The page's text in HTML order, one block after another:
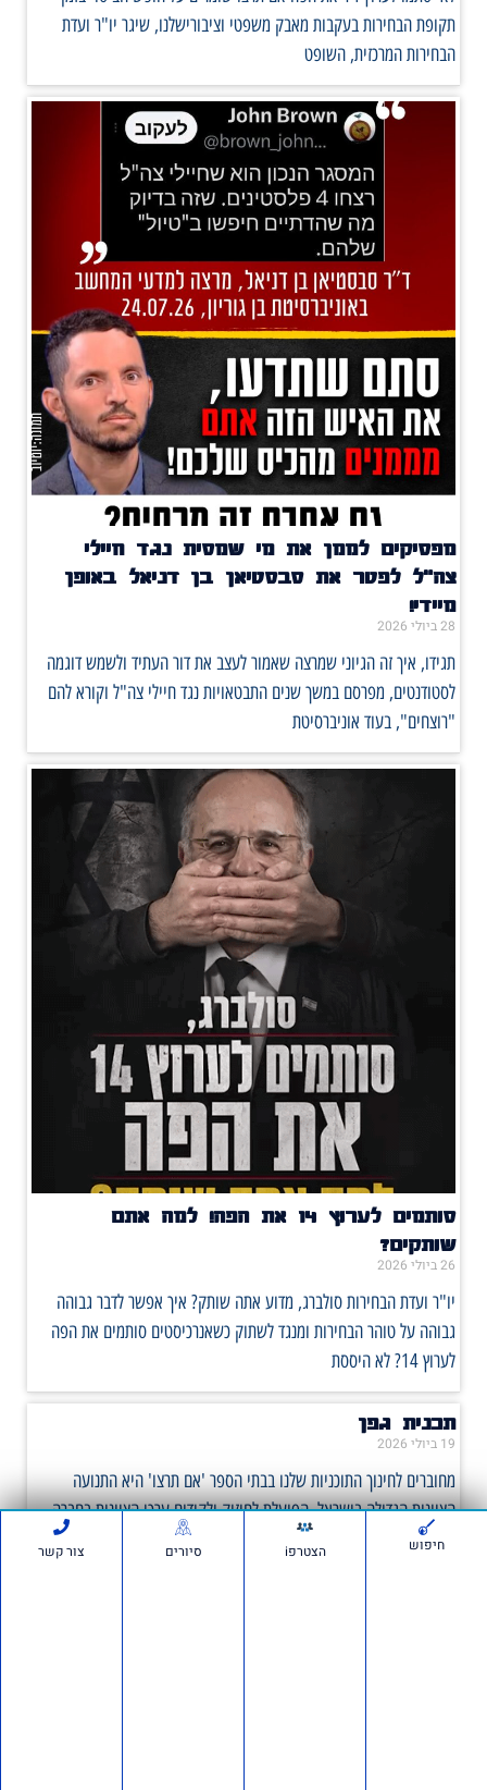
תקופת הבחירות בעקבות מאבק משפטי וציבורישלנו, שיגר יו"ר ועדת
הבחירות המרכזית, השופט
מפסיקים לממן את מי שמסית נגד חיילי
צה"ל לפטר את סבסטיאן בן דניאל באופן
מיידי!
28 ביולי 2026
תגידו, איך זה הגיוני שמרצה שאמור לעצב את דור העתיד ולשמש דוגמה
לסטודנטים, מפרסם במשך שנים התבטאויות נגד חיילי צה"ל וקורא להם
"רוצחים", בעוד אוניברסיטת
סותמים לערוץ 14 את הפה! למה אתם
שותקים?
26 ביולי 2026
יו"ר ועדת הבחירות סולברג, מדוע אתה שותק? איך אפשר לדבר גבוהה
גבוהה על טוהר הבחירות ומנגד לשתוק כשאנרכיסטים סותמים את הפה
לערוץ 14? לא היססת
תכנית גפן
19 ביולי 2026
מחוברים לחינוך התוכניות שלנו בבתי הספר 'אם תרצו' היא התנועה
הציונית הגדולה בישראל, הפועלת לחיזוק ולקידום ערכי הציונות בחברה
הישראלית. המרצים שלנו מתמחים בנושאי ציונות
חיפוש הצטרפi סיורים צור קשר